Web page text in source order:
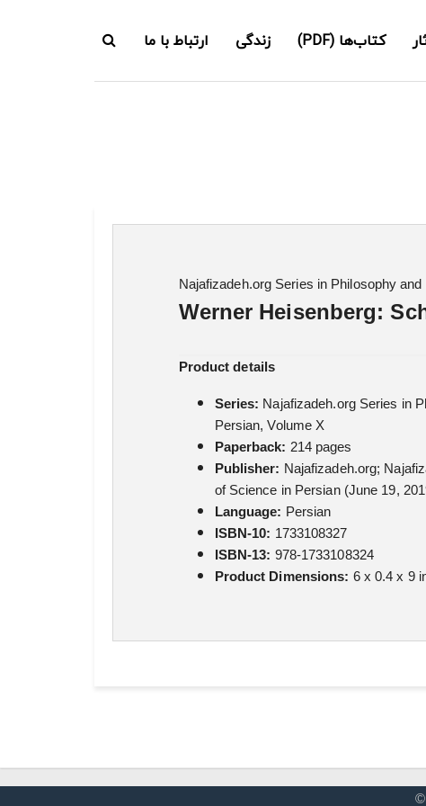
کتاب‌ها (PDF) زندگی ارتباط با ما
Najafizadeh.org Series in Philosophy
Werner Heisenberg:
Product details
Series: Najafizadeh.org Series in
Persian, Volume X
Paperback: 214 pages
Publisher: Najafizadeh.org;
of Science in Persian (June 19,
Language: Persian
ISBN-10: 1733108327
ISBN-13: 978-1733108324
Product Dimensions: 6 x 0.4 x 9
©